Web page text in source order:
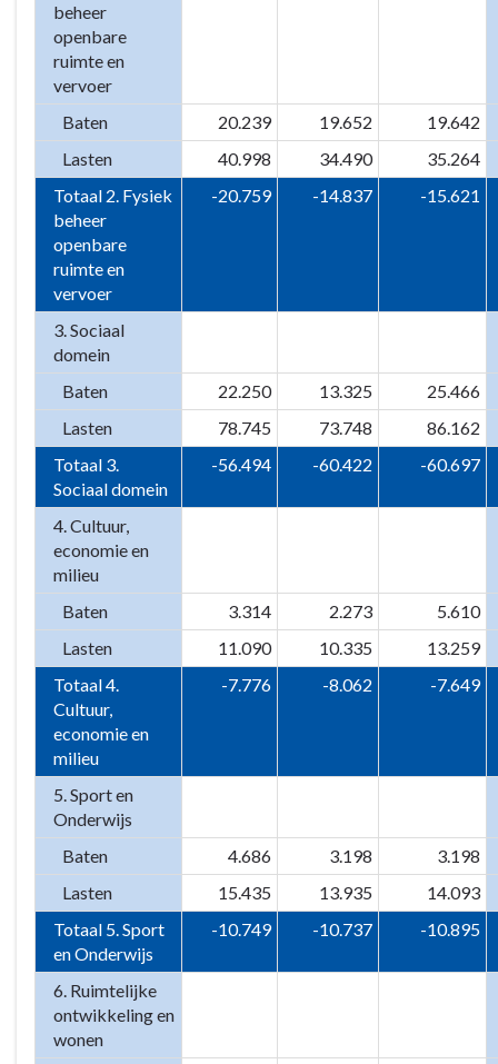
beheer
openbare
ruimte en
vervoer
Baten
20.239 19.652
19.642
Lasten
40.998 34.490
35.264
Totaal 2. Fysiek
beheer
openbare
ruimte en
vervoer
-20.759 -14.837 -15.621
3. Sociaal
domein
Baten
22.250 13.325
25.466
Lasten
78.745 73.748
86.162
Totaal 3.
Sociaal domein
-56.494 -60.422 -60.697
4. Cultuur,
economie en
milieu
Baten
3.314 2.273
5.610
Lasten
11.090 10.335
13.259
Totaal 4.
Cultuur,
economie en
milieu
-7.776 -8.062 -7.649
5. Sport en
Onderwijs
Baten
4.686 3.198
3.198
Lasten
15.435 13.935
14.093
Totaal 5. Sport
en Onderwijs
-10.749 -10.737 -10.895
6. Ruimtelijke
ontwikkeling en
wonen